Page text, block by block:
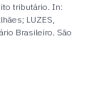
tributário. In:
LUZES,
Brasileiro. São